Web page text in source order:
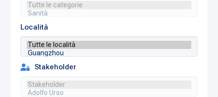
Località
Stakeholder